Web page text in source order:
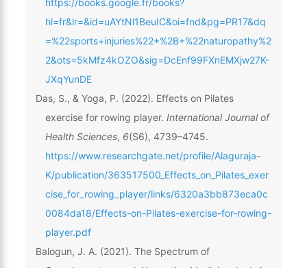
hl=fr&lr=&id=uAYtNl1BeuIC&oi=fnd&pg=PR17&dq
=%22sports+injuries%22+%2B+%22naturopathy%2
2&ots=5kMfz4kOZO&sig=DcEnf99FXnEMXjw27K-
JXqYunDE
Das, S., & Yoga, P. (2022). Effects on Pilates
exercise for rowing player. International Journal of
Health Sciences, 6(S6), 4739–4745.
https://www.researchgate.net/profile/Alaguraja-
K/publication/363517500_Effects_on_Pilates_exer
cise_for_rowing_player/links/6320a3bb873eca0c
0084da18/Effects-on-Pilates-exercise-for-rowing-
player.pdf
Balogun, J. A. (2021). The Spectrum of